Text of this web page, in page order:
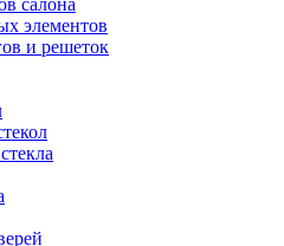
салона
элементов
и решеток